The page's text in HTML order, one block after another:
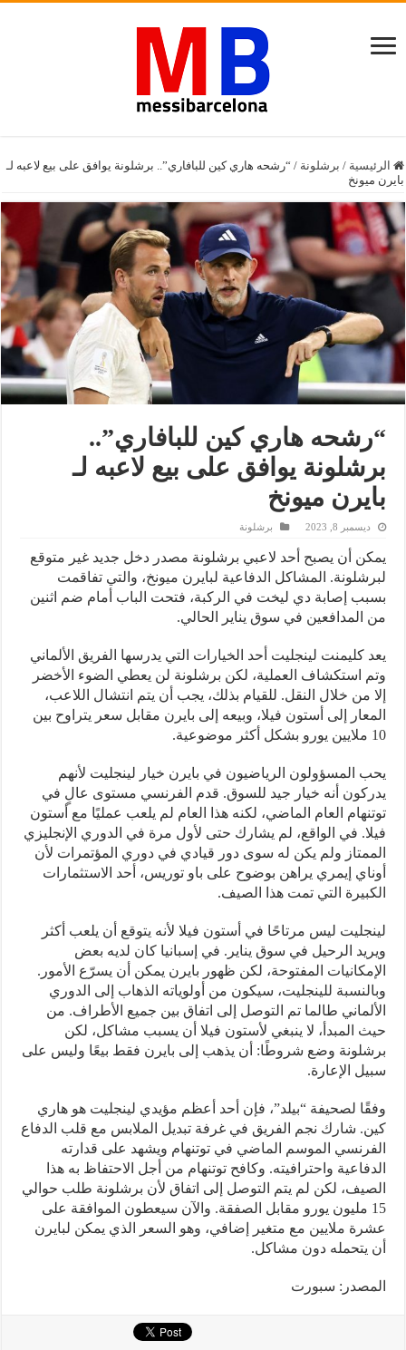
الرئيسية / برشلونة / “رشحه هاري كين للبافاري”.. برشلونة يوافق على بيع لاعبه لـ
بايرن ميونخ
“رشحه هاري كين للبافاري”..
برشلونة يوافق على بيع لاعبه لـ
بايرن ميونخ
ديسمبر 8, 2023 برشلونة
يمكن أن يصبح أحد لاعبي برشلونة مصدر دخل جديد غير متوقع
لبرشلونة. المشاكل الدفاعية لبايرن ميونخ، والتي تفاقمت
بسبب إصابة دي ليخت في الركبة، فتحت الباب أمام ضم اثنين
من المدافعين في سوق يناير الحالي.
يعد كليمنت لينجليت أحد الخيارات التي يدرسها الفريق الألماني
وتم استكشاف العملية، لكن برشلونة لن يعطي الضوء الأخضر
إلا من خلال النقل. للقيام بذلك، يجب أن يتم انتشال اللاعب،
المعار إلى أستون فيلا، وبيعه إلى بايرن مقابل سعر يتراوح بين
10 ملايين يورو بشكل أكثر موضوعية.
يحب المسؤولون الرياضيون في بايرن خيار لينجليت لأنهم
يدركون أنه خيار جيد للسوق. قدم الفرنسي مستوى عالٍ في
توتنهام العام الماضي، لكنه هذا العام لم يلعب عمليًا مع أستون
فيلا. في الواقع، لم يشارك حتى لأول مرة في الدوري الإنجليزي
الممتاز ولم يكن له سوى دور قيادي في دوري المؤتمرات لأن
أوناي إيمري يراهن بوضوح على باو توريس، أحد الاستثمارات
الكبيرة التي تمت هذا الصيف.
لينجليت ليس مرتاحًا في أستون فيلا لأنه يتوقع أن يلعب أكثر
ويريد الرحيل في سوق يناير. في إسبانيا كان لديه بعض
الإمكانيات المفتوحة، لكن ظهور بايرن يمكن أن يسرّع الأمور.
وبالنسبة للينجليت، سيكون من أولوياته الذهاب إلى الدوري
الألماني طالما تم التوصل إلى اتفاق بين جميع الأطراف. من
حيث المبدأ، لا ينبغي لأستون فيلا أن يسبب مشاكل، لكن
برشلونة وضع شروطًا: أن يذهب إلى بايرن فقط بيعًا وليس على
سبيل الإعارة.
وفقًا لصحيفة “بيلد”، فإن أحد أعظم مؤيدي لينجليت هو هاري
كين. شارك نجم الفريق في غرفة تبديل الملابس مع قلب الدفاع
الفرنسي الموسم الماضي في توتنهام ويشهد على قدارته
الدفاعية واحترافيته. وكافح توتنهام من أجل الاحتفاظ به هذا
الصيف، لكن لم يتم التوصل إلى اتفاق لأن برشلونة طلب حوالي
15 مليون يورو مقابل الصفقة. والآن سيعطون الموافقة على
عشرة ملايين مع متغير إضافي، وهو السعر الذي يمكن لبايرن
أن يتحمله دون مشاكل.
المصدر: سبورت